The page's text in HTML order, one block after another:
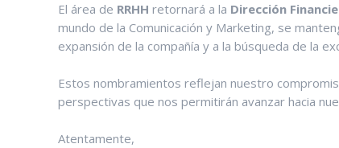
El área de RRHH retornará a la Dirección
mundo de la Comunicación y Marketing, se
expansión de la compañía y a la búsqueda de la
Estos nombramientos reflejan nuestro
perspectivas que nos permitirán avanzar hacia
Atentamente,